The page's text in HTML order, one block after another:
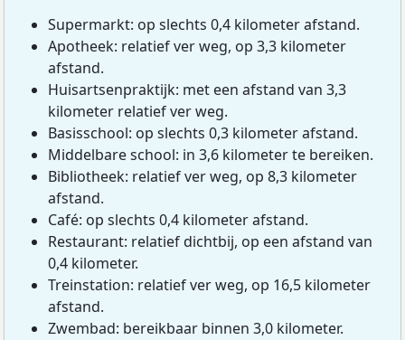
Supermarkt: op slechts 0,4 kilometer afstand.
Apotheek: relatief ver weg, op 3,3 kilometer
afstand.
Huisartsenpraktijk: met een afstand van 3,3
kilometer relatief ver weg.
Basisschool: op slechts 0,3 kilometer afstand.
Middelbare school: in 3,6 kilometer te bereiken.
Bibliotheek: relatief ver weg, op 8,3 kilometer
afstand.
Café: op slechts 0,4 kilometer afstand.
Restaurant: relatief dichtbij, op een afstand van
0,4 kilometer.
Treinstation: relatief ver weg, op 16,5 kilometer
afstand.
Zwembad: bereikbaar binnen 3,0 kilometer.